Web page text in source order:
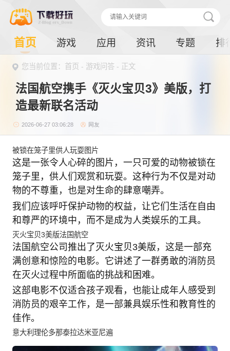
首页 游戏 应用 资讯 专题 排
您当前位置：首页 - 游戏问答 - 正文
法国航空携手《灭火宝贝3》美版，打
造最新联名活动
2026-06-27 03:06:28 网友
被锁在笼子里供人玩耍图片
这是一张令人心碎的图片，一只可爱的动物被锁在
笼子里，供人们观赏和玩耍。这种行为不仅是对动
物的不尊重，也是对生命的肆意嘲弄。
我们应该呼吁保护动物的权益，让它们生活在自由
和尊严的环境中，而不是成为人类娱乐的工具。
灭火宝贝3美版法国航空
法国航空公司推出了灭火宝贝3美版，这是一部充
满创意和惊险的电影。它讲述了一群勇敢的消防员
在灭火过程中所面临的挑战和困难。
这部电影不仅适合孩子观看，也能让成年人感受到
消防员的艰辛工作，是一部兼具娱乐性和教育性的
佳作。
意大利理伦多那泰拉达米亚尼遍